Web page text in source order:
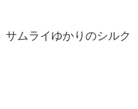
サムライゆかりのシルク